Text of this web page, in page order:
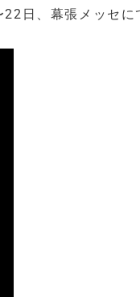
日、幕張メッセに